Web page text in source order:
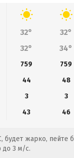
32° 32°
32° 34°
759 759
44 48
3 3
43 46
будет жарко,
до 3 м/с.